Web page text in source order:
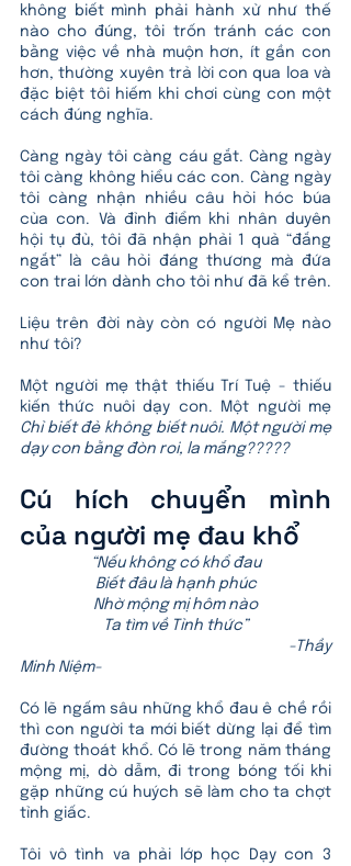
không biết mình phải hành xử như thế
nào cho đúng, tôi trốn tránh các con
bằng việc về nhà muộn hơn, ít gần con
hơn, thường xuyên trả lời con qua loa và
đặc biệt tôi hiếm khi chơi cùng con một
cách đúng nghĩa.
Càng ngày tôi càng cáu gắt. Càng ngày
tôi càng không hiểu các con. Càng ngày
tôi càng nhận nhiều câu hỏi hóc búa
của con. Và đỉnh điểm khi nhân duyên
hội tụ đủ, tôi đã nhận phải 1 quả “đắng
ngắt” là câu hỏi đáng thương mà đứa
con trai lớn dành cho tôi như đã kể trên.
Liệu trên đời này còn có người Mẹ nào
như tôi?
Một người mẹ thật thiếu Trí Tuệ - thiếu
Chỉ biết đẻ không biết nuôi. Một người mẹ
dạy con bằng đòn roi, la mắng?????
Cú hích chuyển mình
của người mẹ đau khổ
“Nếu không có khổ đau
Biết đâu là hạnh phúc
Nhờ mộng mị hôm nào
Ta tìm về Tỉnh thức”
Minh Niệm-
Có lẽ ngấm sâu những khổ đau ê chề rồi
thì con người ta mới biết dừng lại để tìm
đường thoát khổ. Có lẽ trong năm tháng
mộng mị, dò dẫm, đi trong bóng tối khi
gặp những cú huých sẽ làm cho ta chợt
tỉnh giấc.
Tôi vô tình va phải lớp học Dạy con 3